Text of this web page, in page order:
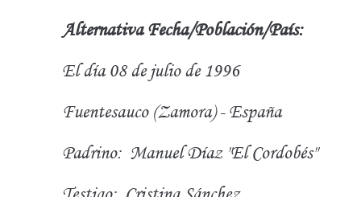
Alternativa Fecha/Población/País:
El día 08 de julio de 1996
Fuentesauco (Zamora) - España
Padrino: Manuel Díaz "El Cordobés"